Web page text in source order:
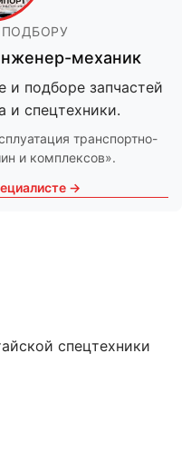
механик
и подборе запчастей
и спецтехники.
транспортно-
и комплексов».
→
спецтехники